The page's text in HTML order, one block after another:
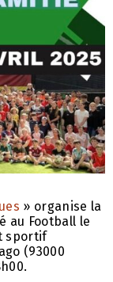
» organise la
au Football le
sportif
(93000